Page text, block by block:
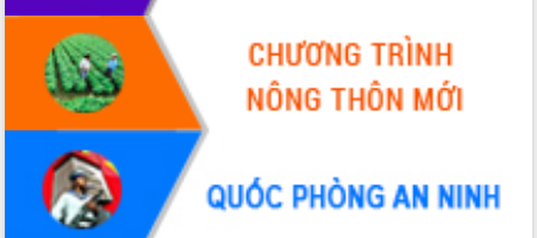
Tập huấn ứng dụng trí tuệ nhân tạo (AI)
trong thương mại điện tử năm 2026
Đoàn đại biểu Quốc hội tỉnh Đắk Lắk
trao đổi thông tin trước Kỳ họp thứ
nhất, Quốc hội khóa XVI
Quyết liệt cải cách hành chính, khơi
thông nguồn lực phát triển
Nâng cao hiệu lực, hiệu quả HĐND
tỉnh thông qua hiện đại hóa hành chính